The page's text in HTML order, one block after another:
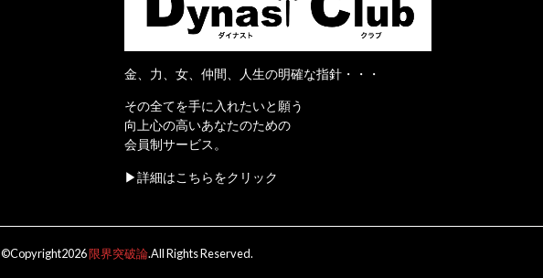
金、力、女、仲間、人生の明確な指針・・・
その全てを手に入れたいと願う
向上心の高いあなたのための
会員制サービス。
▶詳細はこちらをクリック
©Copyright2026限界突破論.All Rights Reserved.